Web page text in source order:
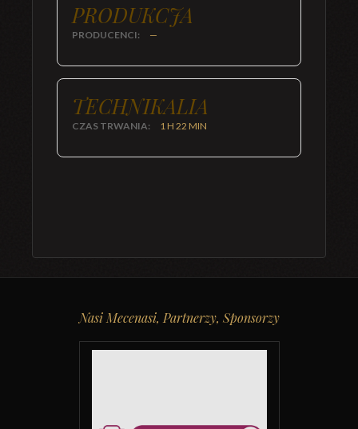
PRODUKCJA
PRODUCENCI: —
TECHNIKALIA
CZAS TRWANIA: 1 H 22 MIN
Nasi Mecenasi, Partnerzy, Sponsorzy